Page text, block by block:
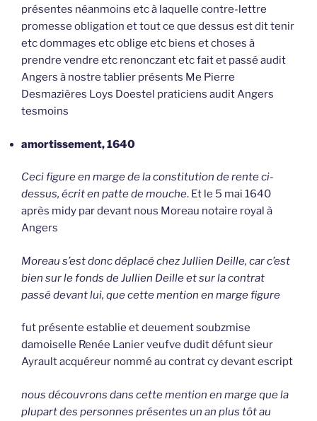
présentes néanmoins etc à laquelle contre-lettre
promesse obligation et tout ce que dessus est dit tenir
etc dommages etc oblige etc biens et choses à
prendre vendre etc renonczant etc fait et passé audit
Angers à nostre tablier présents Me Pierre
Desmazières Loys Doestel praticiens audit Angers
tesmoins
amortissement, 1640
Ceci figure en marge de la constitution de rente ci-
dessus, écrit en patte de mouche. Et le 5 mai 1640
après midy par devant nous Moreau notaire royal à
Angers
Moreau s’est donc déplacé chez Jullien Deille, car c’est
bien sur le fonds de Jullien Deille et sur la contrat
passé devant lui, que cette mention en marge figure
fut présente establie et deuement soubzmise
damoiselle Renée Lanier veufve dudit défunt sieur
Ayrault acquéreur nommé au contrat cy devant escript
nous découvrons dans cette mention en marge que la
plupart des personnes présentes un an plus tôt au